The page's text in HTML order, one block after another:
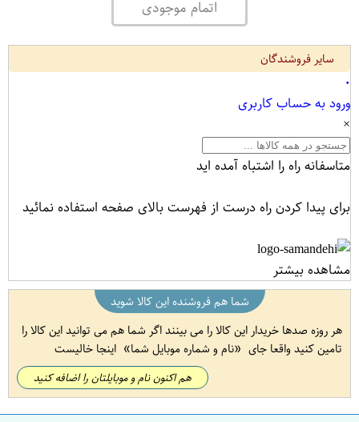
اتمام موجودی
سایر فروشندگان
۰
ورود به حساب کاربری
×
متاسفانه راه را اشتباه آمده اید
برای پیدا کردن راه درست از فهرست بالای صفحه استفاده نمائید
مشاهده بیشتر
شما هم فروشنده این کالا شوید
هر روزه صدها خریدار این کالا را می بینند اگر شما هم می توانید این کالا را
تامین کنید واقعا جای
نام و شماره موبایل شما اینجا خالیست
هم اکنون نام و موبایلتان را اضافه کنید